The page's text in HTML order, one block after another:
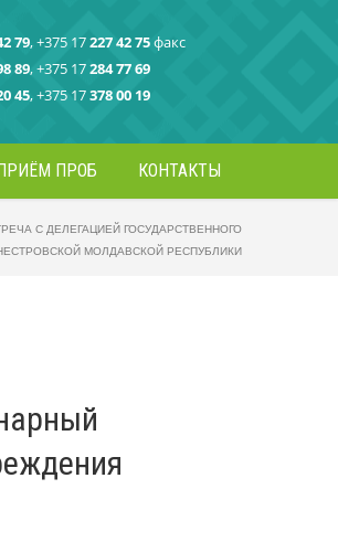
79, +375 17227 42 75факс
89, +375 17284 77 69
45, +375 17378 00 19
ПРОБ КОНТАКТЫ
С ДЕЛЕГАЦИЕЙ ГОСУДАРСТВЕННОГО
МОЛДАВСКОЙ РЕСПУБЛИКИ